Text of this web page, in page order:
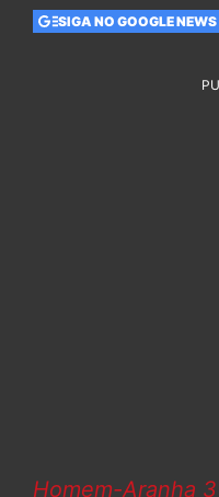
SIGA NO GOOGLE NEWS
Homem-Aranha 3